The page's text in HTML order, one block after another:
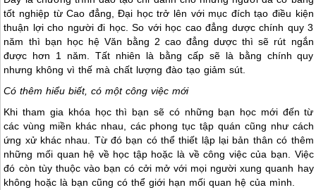
tốt nghiệp từ Cao đẳng, Đại học trở lên với mục đích tạo điều kiện
thuận lợi cho người đi học. So với học cao đẳng dược chính quy 3
năm thì bạn học hệ Văn bằng 2 cao đẳng dược thì sẽ rút ngắn
được hơn 1 năm. Tất nhiên là bằng cấp sẽ là bằng chính quy
nhưng không vì thế mà chất lượng đào tạo giảm sút.
Có thêm hiểu biết, có một công việc mới
Khi tham gia khóa học thì bạn sẽ có những bạn học mới đến từ
các vùng miền khác nhau, các phong tục tập quán cũng như cách
ứng xử khác nhau. Từ đó bạn có thể thiết lập lại bản thân có thêm
những mối quan hệ về học tập hoặc là về công việc của bạn. Việc
đó còn tùy thuộc vào bạn có cởi mở với mọi người xung quanh hay
không hoặc là bạn cũng có thể giới hạn mối quan hệ của mình.